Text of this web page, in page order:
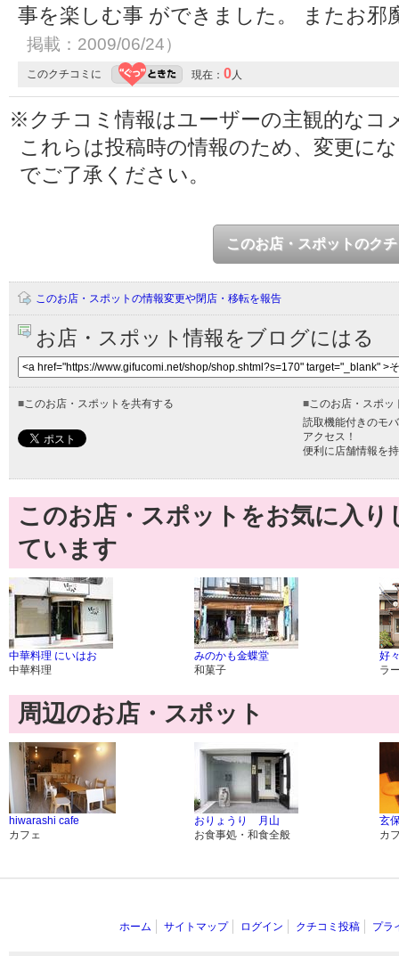
事を楽しむ事 ができました。 またお邪
掲載：2009/06/24）
このクチコミに 現在： 0人
※クチコミ情報はユーザーの主観的なコ
これらは投稿時の情報のため、変更に
でご了承ください。
このお店・スポットのク
このお店・スポットの情報変更や閉店・移転を報告
お店・スポット情報をブログにはる
■このお店・スポットを共有する ■このお店・スポッ
読取機能付きのモ
アクセス！
便利に店舗情報を
このお店・スポットをお気に入
ています
中華料理 にいはお
中華料理
みのかも金蝶堂
和菓子
好
ラ
周辺のお店・スポット
hiwarashi cafe
カフェ
おりょうり 月山
お食事処・和食全般
玄
カ
ホーム サイトマップ ログイン クチコミ投稿 プラ